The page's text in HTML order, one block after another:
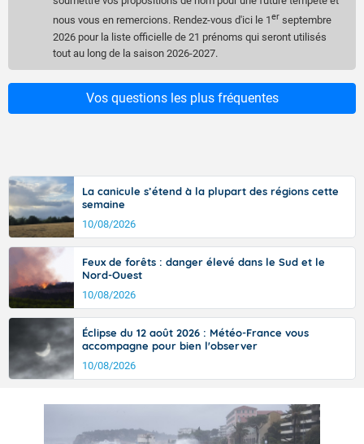
Pedro
Regina
Samuel
Therese
nous vous en remercions. Rendez-vous d'ici le 1er septembre
2026 pour la liste officielle de 21 prénoms qui seront utilisés
tout au long de la saison 2026-2027.
Vos questions les plus fréquentes
La canicule s’étend à la plupart des régions cette
semaine
10/08/2026
Feux de forêts : danger élevé dans le Sud et le
Nord-Ouest
10/08/2026
Éclipse du 12 août 2026 : Météo-France vous
accompagne pour bien l'observer
10/08/2026